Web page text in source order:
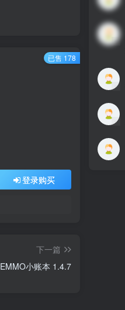
登录购买
已售 178
下一篇
EMMO小账本 1.4.7